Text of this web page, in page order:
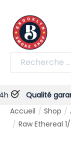
Qualité garantie
Accueil / Shop /
/ Raw Ethereal